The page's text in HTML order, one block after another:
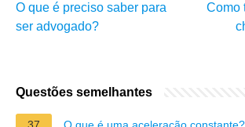
O que é preciso saber para
ser advogado?
Como
Questões semelhantes